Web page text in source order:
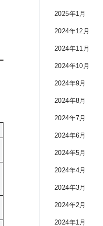
2025年1月
2024年12月
2024年11月
2024年10月
2024年9月
2024年8月
2024年7月
2024年6月
2024年5月
2024年4月
2024年3月
2024年2月
2024年1月